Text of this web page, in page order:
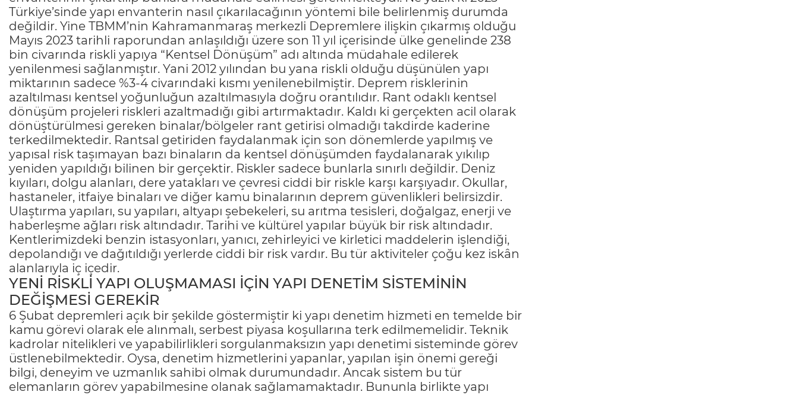
Türkiye’sinde yapı envanterin nasıl çıkarılacağının yöntemi bile belirlenmiş durumda
değildir. Yine TBMM’nin Kahramanmaraş merkezli Depremlere ilişkin çıkarmış olduğu
Mayıs 2023 tarihli raporundan anlaşıldığı üzere son 11 yıl içerisinde ülke genelinde 238
bin civarında riskli yapıya “Kentsel Dönüşüm” adı altında müdahale edilerek
yenilenmesi sağlanmıştır. Yani 2012 yılından bu yana riskli olduğu düşünülen yapı
miktarının sadece %3-4 civarındaki kısmı yenilenebilmiştir. Deprem risklerinin
azaltılması kentsel yoğunluğun azaltılmasıyla doğru orantılıdır. Rant odaklı kentsel
dönüşüm projeleri riskleri azaltmadığı gibi artırmaktadır. Kaldı ki gerçekten acil olarak
dönüştürülmesi gereken binalar/bölgeler rant getirisi olmadığı takdirde kaderine
terkedilmektedir. Rantsal getiriden faydalanmak için son dönemlerde yapılmış ve
yapısal risk taşımayan bazı binaların da kentsel dönüşümden faydalanarak yıkılıp
yeniden yapıldığı bilinen bir gerçektir. Riskler sadece bunlarla sınırlı değildir. Deniz
kıyıları, dolgu alanları, dere yatakları ve çevresi ciddi bir riskle karşı karşıyadır. Okullar,
hastaneler, itfaiye binaları ve diğer kamu binalarının deprem güvenlikleri belirsizdir.
Ulaştırma yapıları, su yapıları, altyapı şebekeleri, su arıtma tesisleri, doğalgaz, enerji ve
haberleşme ağları risk altındadır. Tarihi ve kültürel yapılar büyük bir risk altındadır.
Kentlerimizdeki benzin istasyonları, yanıcı, zehirleyici ve kirletici maddelerin işlendiği,
depolandığı ve dağıtıldığı yerlerde ciddi bir risk vardır. Bu tür aktiviteler çoğu kez iskân
alanlarıyla iç içedir.
YENİ RİSKLİ YAPI OLUŞMAMASI İÇİN YAPI DENETİM SİSTEMİNİN
DEĞİŞMESİ GEREKİR
6 Şubat depremleri açık bir şekilde göstermiştir ki yapı denetim hizmeti en temelde bir
kamu görevi olarak ele alınmalı, serbest piyasa koşullarına terk edilmemelidir. Teknik
kadrolar nitelikleri ve yapabilirlikleri sorgulanmaksızın yapı denetimi sisteminde görev
üstlenebilmektedir. Oysa, denetim hizmetlerini yapanlar, yapılan işin önemi gereği
bilgi, deneyim ve uzmanlık sahibi olmak durumundadır. Ancak sistem bu tür
elemanların görev yapabilmesine olanak sağlamamaktadır. Bununla birlikte yapı